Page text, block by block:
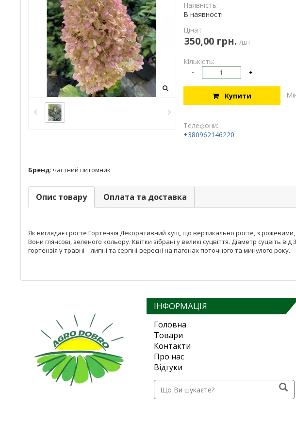
Наявність:
В наявності
Ціна :
350,00 грн. /шт
Кількість:
- +
Купити
Телефони:
+380962146220
Бренд: частний питомник
Опис товару Оплата та доставка
Як виглядає і росте Гортензія Декоративний кущ, що вертикально росте, з
Вони глянсові, зеленого кольору. Квітки зібрані у великі суцвіття. Діаметр суцвіть
гортензія у травні – липні та серпні-вересні на пагонах поточного та минулого року.
ІНФОРМАЦІЯ
Головна
Товари
Контакти
Про нас
Відгуки